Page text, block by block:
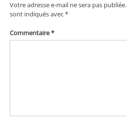
Votre adresse e-mail ne sera pas publiée.
sont indiqués avec*
Commentaire*